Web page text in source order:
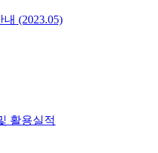
(2023.05)
활용실적